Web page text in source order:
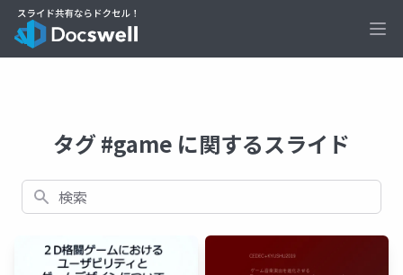
タグ #game に関するスライド
検索